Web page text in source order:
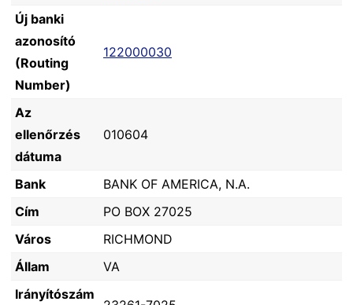
Új banki
azonosító
(Routing
Number)
122000030
Az
ellenőrzés
dátuma
010604
Bank
BANK OF AMERICA, N.A.
Cím
PO BOX 27025
Város
RICHMOND
Állam
VA
Irányítószám